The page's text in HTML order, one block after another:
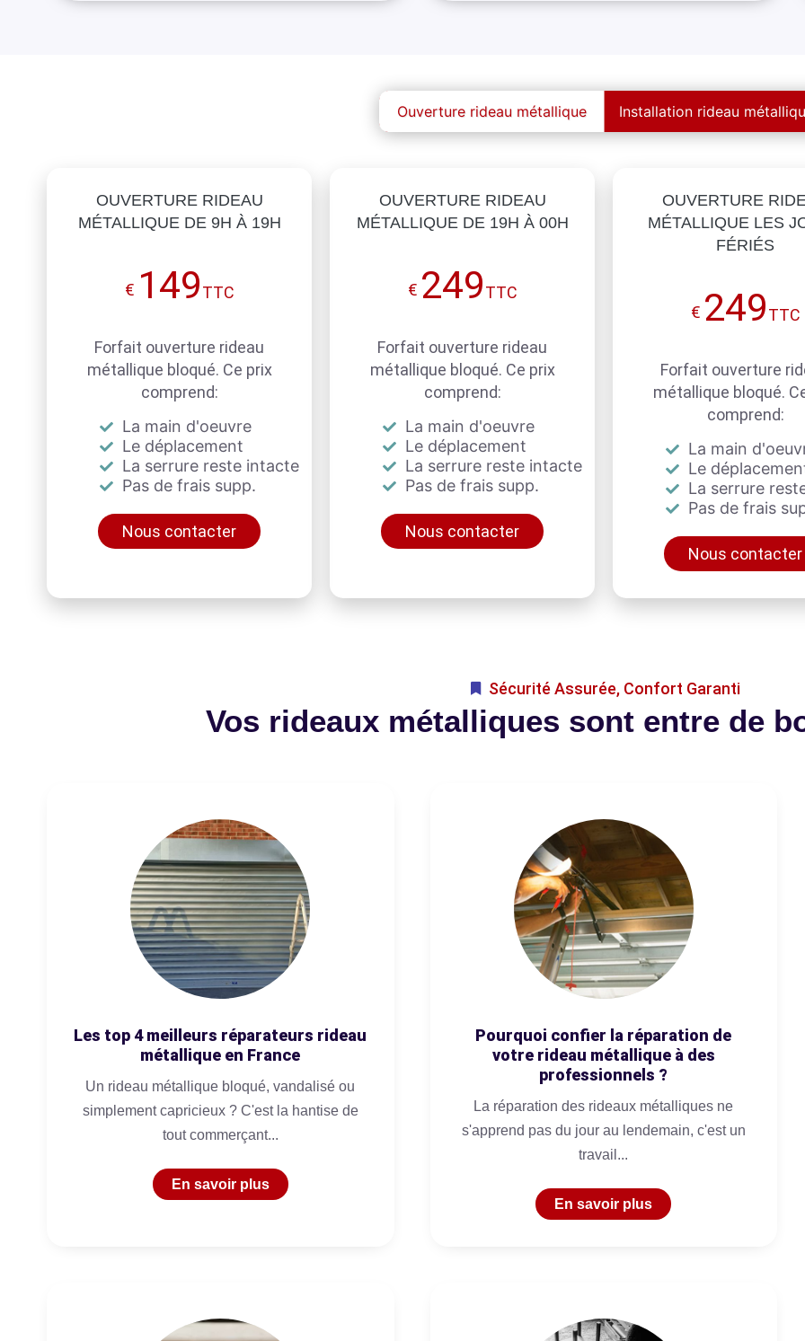
Ouverture rideau métallique Installation rideau
OUVERTURE RIDEAU
MÉTALLIQUE DE 9H À 19H
€ 149TTC
Forfait ouverture rideau
métallique bloqué. Ce prix
comprend:
La main d'oeuvre
Le déplacement
La serrure reste intacte
Pas de frais supp.
Nous contacter
OUVERTURE RIDEAU
MÉTALLIQUE DE 19H À 00H
€ 249TTC
Forfait ouverture rideau
métallique bloqué. Ce prix
comprend:
La main d'oeuvre
Le déplacement
La serrure reste intacte
Pas de frais supp.
Nous contacter
OUVERTURE
MÉTALLIQUE LES
FÉRIÉS
€ 249TTC
Forfait ouverture
métallique bloqué.
comprend:
La main
Le
La serrure
Pas de frais
Nous contacter
Sécurité Assurée, Confort Garanti
Vos rideaux métalliques sont entre de
Les top 4 meilleurs réparateurs rideau
métallique en France
Un rideau métallique bloqué, vandalisé ou
simplement capricieux ? C'est la hantise de
tout commerçant...
En savoir plus
Pourquoi confier la réparation de
votre rideau métallique à des
professionnels ?
La réparation des rideaux métalliques ne
s'apprend pas du jour au lendemain, c'est un
travail...
En savoir plus